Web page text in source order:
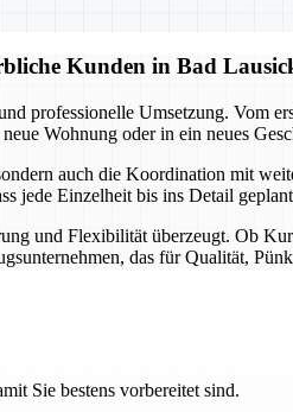
Kunden in Bad
professionelle Umsetzung. Vom
Wohnung oder in ein neues
auch die Koordination mit
jede Einzelheit bis ins Detail
und Flexibilität überzeugt. Ob
das für Qualität,
Sie bestens vorbereitet sind.